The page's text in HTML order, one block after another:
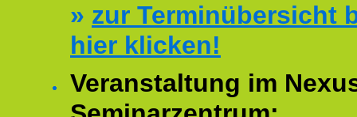
» zur Terminübersicht
hier klicken!
Veranstaltung im